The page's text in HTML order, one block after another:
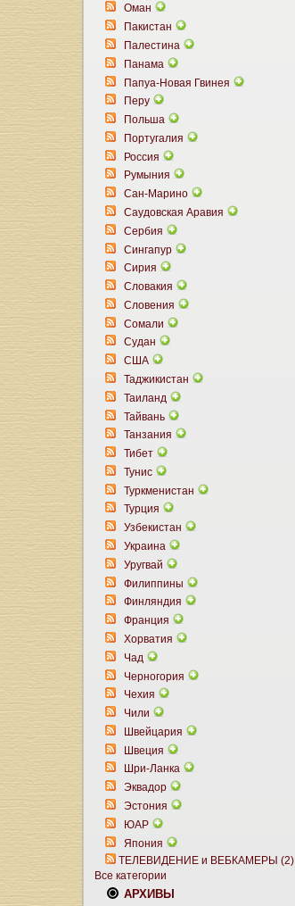
Оман
Пакистан
Палестина
Панама
Папуа-Новая Гвинея
Перу
Польша
Португалия
Россия
Румыния
Сан-Марино
Саудовская Аравия
Сербия
Сингапур
Сирия
Словакия
Словения
Сомали
Судан
США
Таджикистан
Таиланд
Тайвань
Танзания
Тибет
Тунис
Туркменистан
Турция
Узбекистан
Украина
Уругвай
Филиппины
Финляндия
Франция
Хорватия
Чад
Черногория
Чехия
Чили
Швейцария
Швеция
Шри-Ланка
Эквадор
Эстония
ЮАР
Япония
ТЕЛЕВИДЕНИЕ и ВЕБКАМЕРЫ (2)
Все категории
АРХИВЫ